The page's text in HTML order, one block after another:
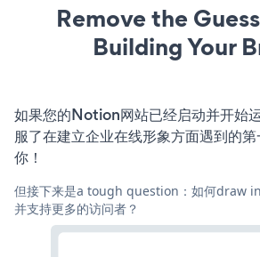
Remove the
Building Your
如果您的Notion网站已经启动并开始
服了在建立企业在线形象方面遇到的
你！
但接下来是a tough question：如何draw
并支持更多的访问者？